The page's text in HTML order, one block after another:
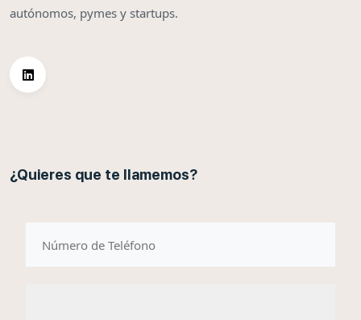
autónomos, pymes y startups.
¿Quieres que te llamemos?